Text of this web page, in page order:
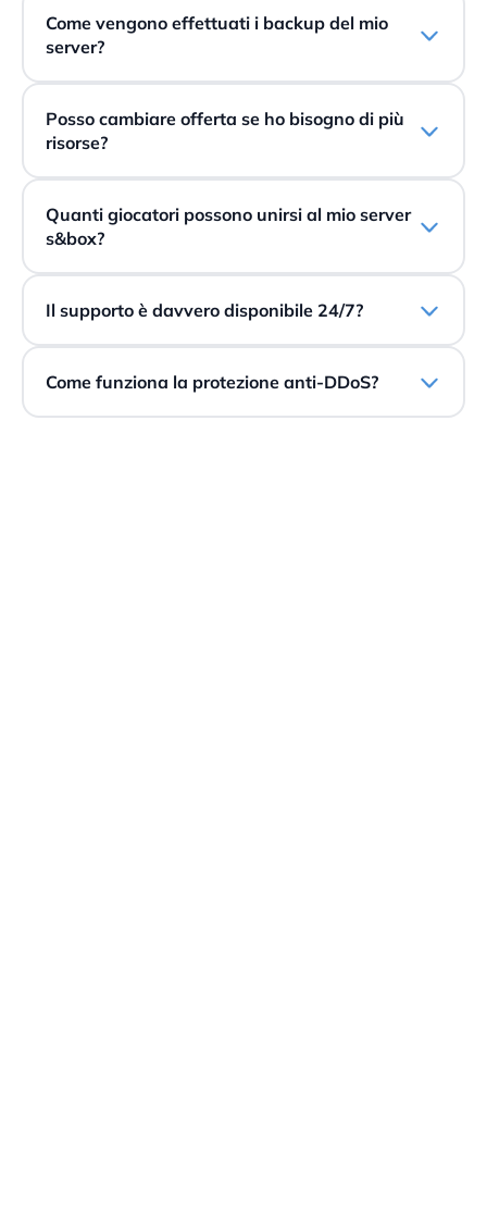
Come vengono effettuati i backup del mio
server?
Posso cambiare offerta se ho bisogno di più
risorse?
Quanti giocatori possono unirsi al mio server
s&box?
Il supporto è davvero disponibile 24/7?
Come funziona la protezione anti-DDoS?